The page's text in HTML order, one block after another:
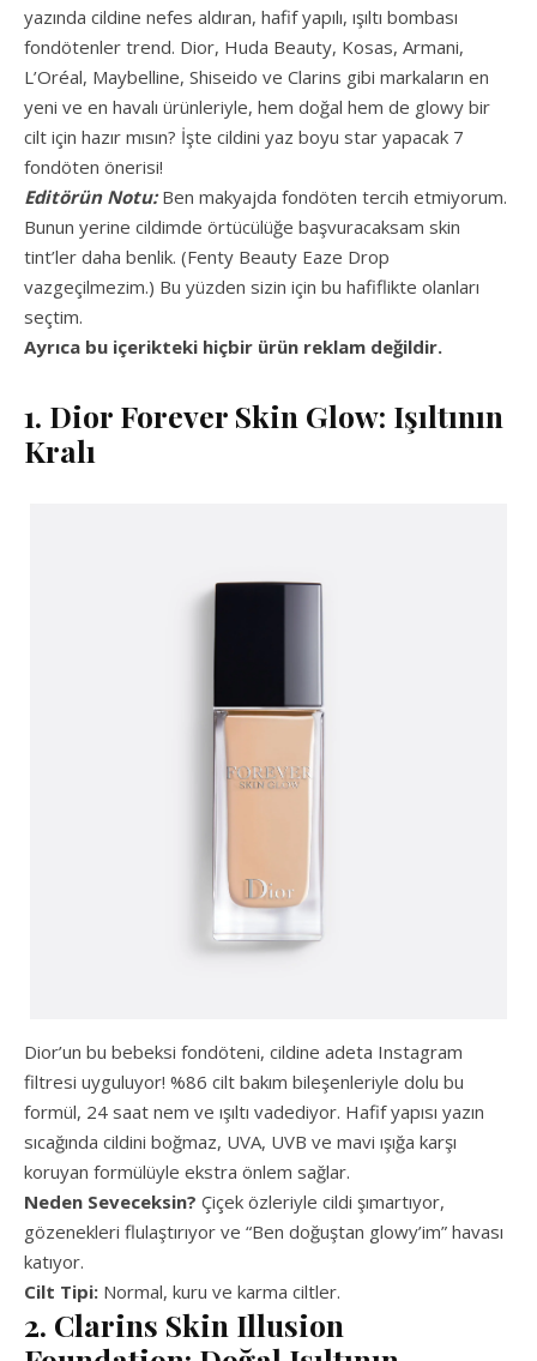
yazında cildine nefes aldıran, hafif yapılı, ışıltı bombası
fondötenler trend. Dior, Huda Beauty, Kosas, Armani,
L’Oréal, Maybelline, Shiseido ve Clarins gibi markaların en
yeni ve en havalı ürünleriyle, hem doğal hem de glowy bir
cilt için hazır mısın? İşte cildini yaz boyu star yapacak 7
fondöten önerisi!
Editörün Notu: Ben makyajda fondöten tercih etmiyorum.
Bunun yerine cildimde örtücülüğe başvuracaksam skin
tint’ler daha benlik. (Fenty Beauty Eaze Drop
vazgeçilmezim.) Bu yüzden sizin için bu hafiflikte olanları
seçtim.
Ayrıca bu içerikteki hiçbir ürün reklam değildir.
1. Dior Forever Skin Glow: Işıltının
Kralı
Dior’un bu bebeksi fondöteni, cildine adeta Instagram
filtresi uyguluyor! %86 cilt bakım bileşenleriyle dolu bu
formül, 24 saat nem ve ışıltı vadediyor. Hafif yapısı yazın
sıcağında cildini boğmaz, UVA, UVB ve mavi ışığa karşı
koruyan formülüyle ekstra önlem sağlar.
Neden Seveceksin? Çiçek özleriyle cildi şımartıyor,
gözenekleri flulaştırıyor ve “Ben doğuştan glowy’im” havası
katıyor.
Cilt Tipi: Normal, kuru ve karma ciltler.
2. Clarins Skin Illusion